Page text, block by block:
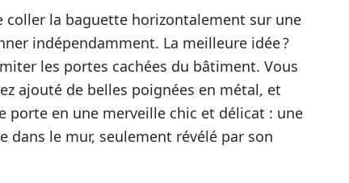
la baguette horizontalement sur une
indépendamment. La meilleure idée ?
les portes cachées du bâtiment. Vous
ajouté de belles poignées en métal, et
porte en une merveille chic et délicat : une
le mur, seulement révélé par son